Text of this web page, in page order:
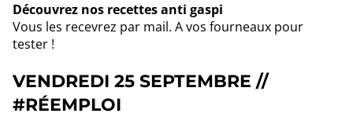
Découvrez nos recettes anti gaspi
Vous les recevrez par mail. A vos fourneaux pour
tester !
VENDREDI 25 SEPTEMBRE //
#RÉEMPLOI